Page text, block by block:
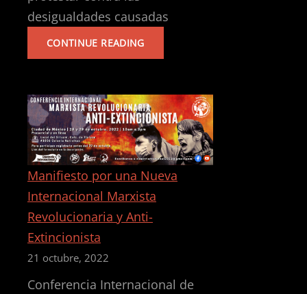
desigualdades causadas
CONTINUE READINGLUCHA
CONTRA
EN
INDONESIA:
UNA
CHISPA
DE
ESPERANZA
TRAS
LAS
MANIFESTACIONES
Manifiesto por una Nueva
Internacional Marxista
Revolucionaria y Anti-
Extincionista
21 octubre, 2022
Conferencia Internacional de